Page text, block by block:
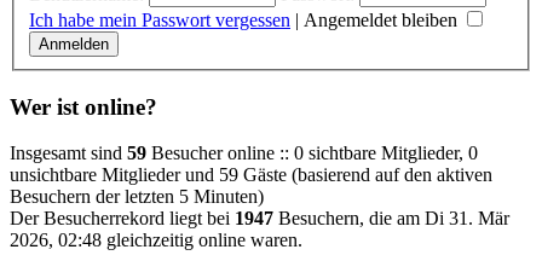
Ich habe mein Passwort vergessen | Angemeldet bleiben
Wer ist online?
Insgesamt sind 59 Besucher online :: 0 sichtbare Mitglieder, 0
unsichtbare Mitglieder und 59 Gäste (basierend auf den aktiven
Besuchern der letzten 5 Minuten)
Der Besucherrekord liegt bei 1947 Besuchern, die am Di 31. Mär
2026, 02:48 gleichzeitig online waren.